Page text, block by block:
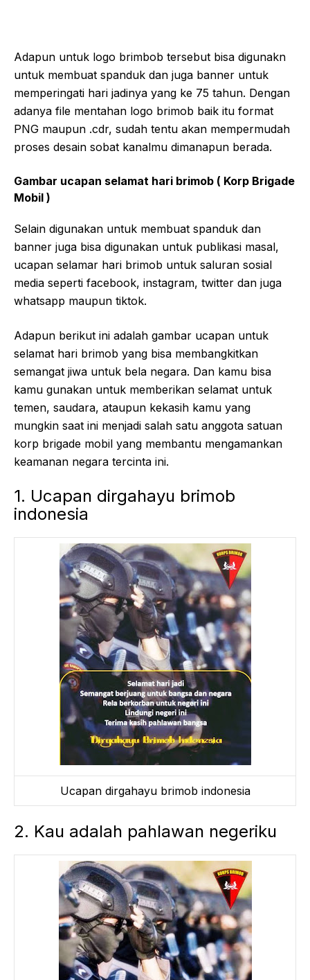
Adapun untuk logo brimbob tersebut bisa digunakn
untuk membuat spanduk dan juga banner untuk
memperingati hari jadinya yang ke 75 tahun. Dengan
adanya file mentahan logo brimob baik itu format
PNG maupun .cdr, sudah tentu akan mempermudah
proses desain sobat kanalmu dimanapun berada.
Gambar ucapan selamat hari brimob ( Korp Brigade
Mobil )
Selain digunakan untuk membuat spanduk dan
banner juga bisa digunakan untuk publikasi masal,
ucapan selamar hari brimob untuk saluran sosial
media seperti facebook, instagram, twitter dan juga
whatsapp maupun tiktok.
Adapun berikut ini adalah gambar ucapan untuk
selamat hari brimob yang bisa membangkitkan
semangat jiwa untuk bela negara. Dan kamu bisa
kamu gunakan untuk memberikan selamat untuk
temen, saudara, ataupun kekasih kamu yang
mungkin saat ini menjadi salah satu anggota satuan
korp brigade mobil yang membantu mengamankan
keamanan negara tercinta ini.
1. Ucapan dirgahayu brimob
indonesia
Ucapan dirgahayu brimob indonesia
2. Kau adalah pahlawan negeriku